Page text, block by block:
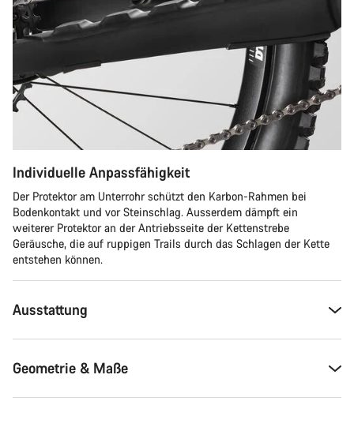
Individuelle Anpassfähigkeit
Der Protektor am Unterrohr schützt den Karbon-Rahmen bei
Bodenkontakt und vor Steinschlag. Ausserdem dämpft ein
weiterer Protektor an der Antriebsseite der Kettenstrebe
Geräusche, die auf ruppigen Trails durch das Schlagen der Kette
entstehen können.
Ausstattung
Geometrie & Maße